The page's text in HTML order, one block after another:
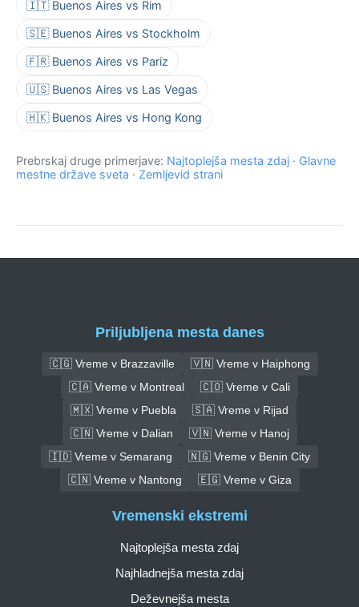
🇮🇹 Buenos Aires vs Rim
🇸🇪 Buenos Aires vs Stockholm
🇫🇷 Buenos Aires vs Pariz
🇺🇸 Buenos Aires vs Las Vegas
🇭🇰 Buenos Aires vs Hong Kong
Prebrskaj druge primerjave: Najtoplejša mesta zdaj · Glavne
mestne države sveta · Zemljevid strani
Priljubljena mesta danes
🇨🇬 Vreme v Brazzaville
🇻🇳 Vreme v Haiphong
🇨🇦 Vreme v Montreal
🇨🇴 Vreme v Cali
🇲🇽 Vreme v Puebla
🇸🇦 Vreme v Rijad
🇨🇳 Vreme v Dalian
🇻🇳 Vreme v Hanoj
🇮🇩 Vreme v Semarang
🇳🇬 Vreme v Benin City
🇨🇳 Vreme v Nantong
🇪🇬 Vreme v Giza
Vremenski ekstremi
Najtoplejša mesta zdaj
Najhladnejša mesta zdaj
Deževnejša mesta